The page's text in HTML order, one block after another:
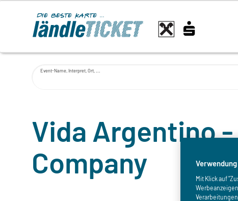
Event-Name, Interpret, Ort, ...
Vida Argentino
Company
Mit Klick auf